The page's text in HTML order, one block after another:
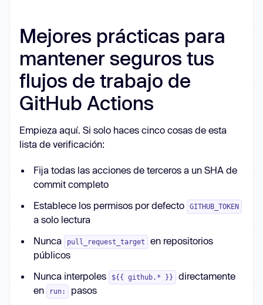
Mejores prácticas para
mantener seguros tus
flujos de trabajo de
GitHub Actions
Empieza aquí. Si solo haces cinco cosas de esta
lista de verificación:
Fija todas las acciones de terceros a un SHA de
commit completo
Establece los permisos por defecto
GITHUB_TOKEN
a solo lectura
Nunca
pull_request_target
en repositorios
públicos
Nunca interpoles
${{ github.* }}
directamente
en
run:
pasos